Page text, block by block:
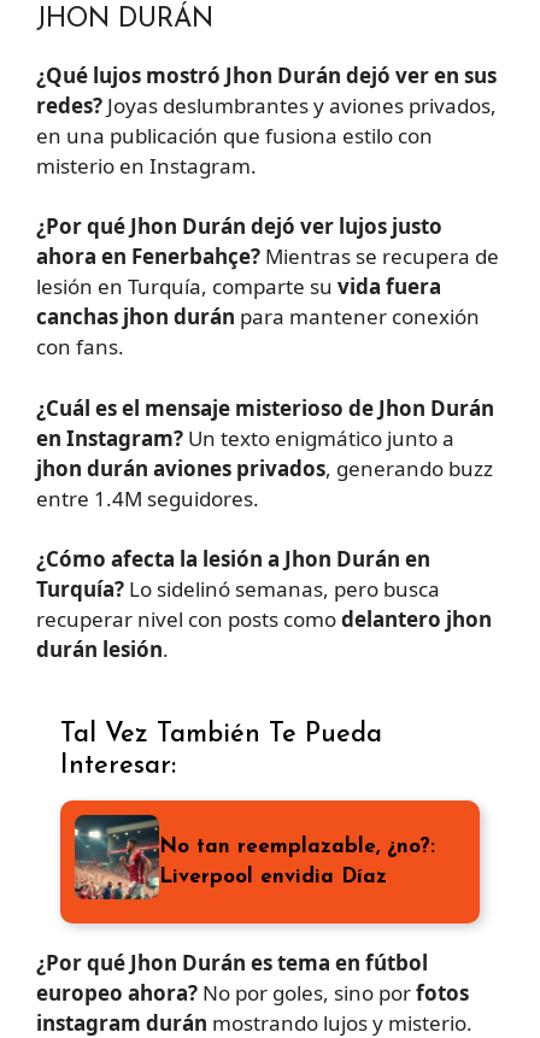
JHON DURÁN
¿Qué lujos mostró Jhon Durán dejó ver en sus
redes? Joyas deslumbrantes y aviones privados,
en una publicación que fusiona estilo con
misterio en Instagram.
¿Por qué Jhon Durán dejó ver lujos justo
ahora en Fenerbahçe? Mientras se recupera de
lesión en Turquía, comparte su vida fuera
canchas jhon durán para mantener conexión
con fans.
¿Cuál es el mensaje misterioso de Jhon Durán
en Instagram? Un texto enigmático junto a
jhon durán aviones privados, generando buzz
entre 1.4M seguidores.
¿Cómo afecta la lesión a Jhon Durán en
Turquía? Lo sidelinó semanas, pero busca
recuperar nivel con posts comodelantero jhon
durán lesión.
Tal Vez También Te Pueda
Interesar:
No tan reemplazable, ¿no?:
Liverpool envidia Díaz
¿Por qué Jhon Durán es tema en fútbol
europeo ahora? No por goles, sino porfotos
instagram durán mostrando lujos y misterio.